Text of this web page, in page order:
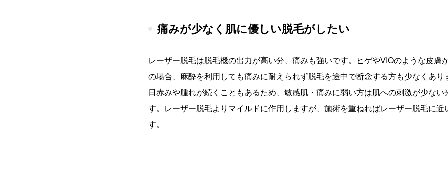
痛みが少なく肌に優しい脱毛がしたい
レーザー脱毛は脱毛機の出力が高い分、痛みも強いです。ヒゲやVIOのような皮膚
の場合、麻酔を利用しても痛みに耐えられず脱毛を途中で断念する方も少なくあり
日赤みや腫れが続くこともあるため、敏感肌・痛みに弱い方は肌への刺激が少ない
す。レーザー脱毛よりマイルドに作用しますが、施術を重ねればレーザー脱毛に近
す。